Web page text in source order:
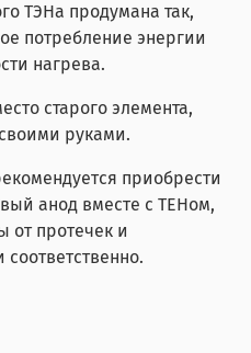
ТЭНа продумана так,
потребление энергии
нагрева.
старого элемента,
руками.
приобрести
анод вместе с ТЕНом,
от протечек и